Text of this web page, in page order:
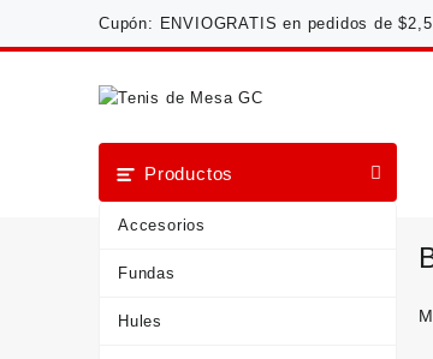
Cupón: ENVIOGRATIS en pedidos de
Productos
Accesorios
Fundas
Hules